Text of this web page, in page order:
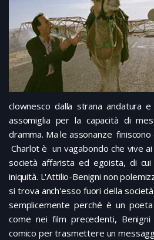
clownesco dalla strana andatura
assomiglia per la capacità di
dramma. Ma le assonanze finiscono
Charlot è un vagabondo che vive
società affarista ed egoista, di
iniquità. L'Attilio-Benigni non
si trova anch'esso fuori della
semplicemente perché è un
come nei film precedenti,
comico per trasmettere un